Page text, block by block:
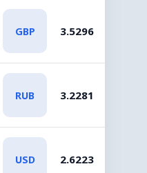
GBP 3.5296
RUB 3.2281
USD 2.6223